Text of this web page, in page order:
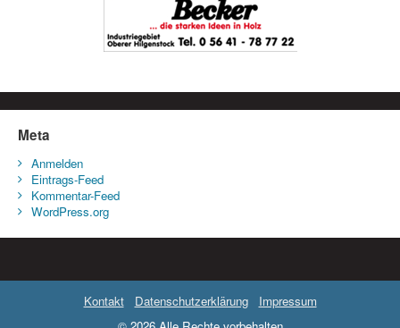
Meta
Anmelden
Eintrags-Feed
Kommentar-Feed
WordPress.org
Kontakt Datenschutzerklärung
Impressum